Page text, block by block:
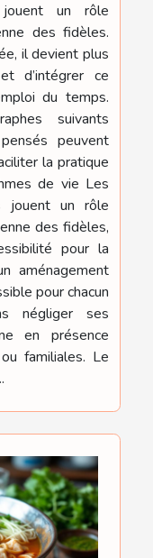
un rôle
des fidèles.
il devient plus
d’intégrer ce
du temps.
suivants
peuvent
la pratique
de vie Les
jouent un rôle
des fidèles,
pour la
aménagement
pour chacun
négliger ses
en présence
familiales. Le